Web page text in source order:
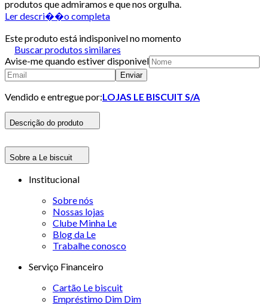
produtos que admiramos e que nos orgulha.
Ler descri��o completa
Este produto está indisponivel no momento
Buscar produtos similares
Avise-me quando estiver disponivel
Enviar
Vendido e entregue por:LOJAS LE BISCUIT S/A
Descrição do produto
Sobre a Le biscuit
Institucional
Sobre nós
Nossas lojas
Clube Minha Le
Blog da Le
Trabalhe conosco
Serviço Financeiro
Cartão Le biscuit
Empréstimo Dim Dim